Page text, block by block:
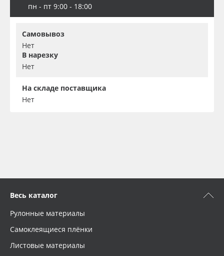
пн - пт 9:00 - 18:00
Самовывоз
Нет
В нарезку
Нет
На складе поставщика
Нет
Весь каталог
Рулонные материалы
Самоклеящиеся плёнки
Листовые материалы